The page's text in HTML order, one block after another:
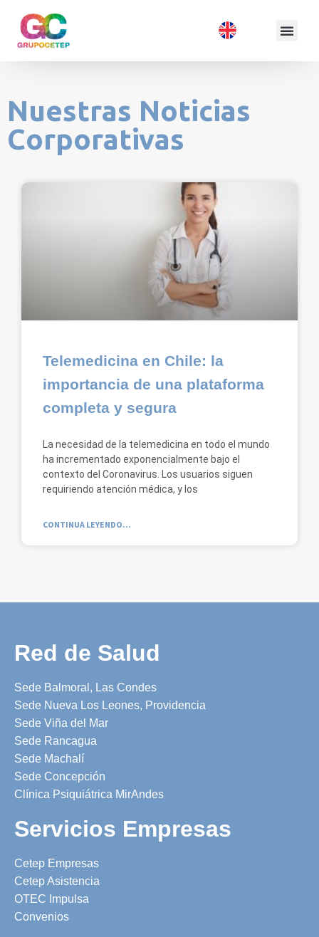
Nuestras Noticias
Corporativas
Telemedicina en Chile: la
importancia de una plataforma
completa y segura
La necesidad de la telemedicina en todo el mundo
ha incrementado exponencialmente bajo el
contexto del Coronavirus. Los usuarios siguen
requiriendo atención médica, y los
CONTINUA LEYENDO...
Red de Salud
Sede Balmoral, Las Condes
Sede Nueva Los Leones, Providencia
Sede Viña del Mar
Sede Rancagua
Sede Machalí
Sede Concepción
Clínica Psiquiátrica MirAndes
Servicios Empresas
Cetep Empresas
Cetep Asistencia
OTEC Impulsa
Convenios